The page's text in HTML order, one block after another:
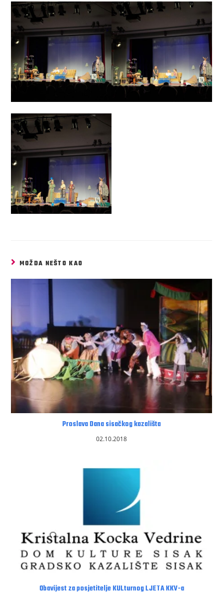
MOŽDA NEŠTO KAO
Proslava Dana sisačkog kazališta
02.10.2018
Obavijest za posjetitelje KULturnog LJETA KKV-a